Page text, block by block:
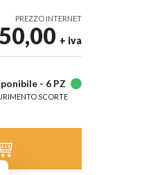
PREZZO INTERNET
+ iva
- 6 PZ
SCORTE